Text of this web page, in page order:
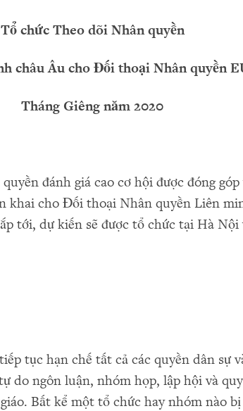
Tổchức Theo dõi Nhân quyền
châu Âu cho Đối thoại Nhân quyền
Tháng Giêng năm 2020
đánh giá cao cơ hội được đóng
khai cho Đối thoại Nhân quyền Liên
tới, dự kiến sẽ được tổ chức tại Hà Nội
tục hạn chế tất cả các quyền dân sự
do ngôn luận, nhóm họp, lập hội và
Bất kể một tổ chức hay nhóm nào